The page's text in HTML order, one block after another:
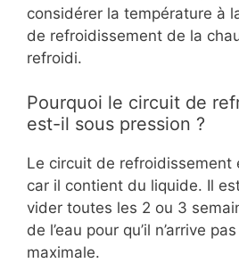
considérer la température à
de refroidissement de la
refroidi.
Pourquoi le circuit de
est-il sous pression ?
Le circuit de refroidissement
car il contient du liquide. Il
vider toutes les 2 ou 3
de l’eau pour qu’il n’arrive
maximale.